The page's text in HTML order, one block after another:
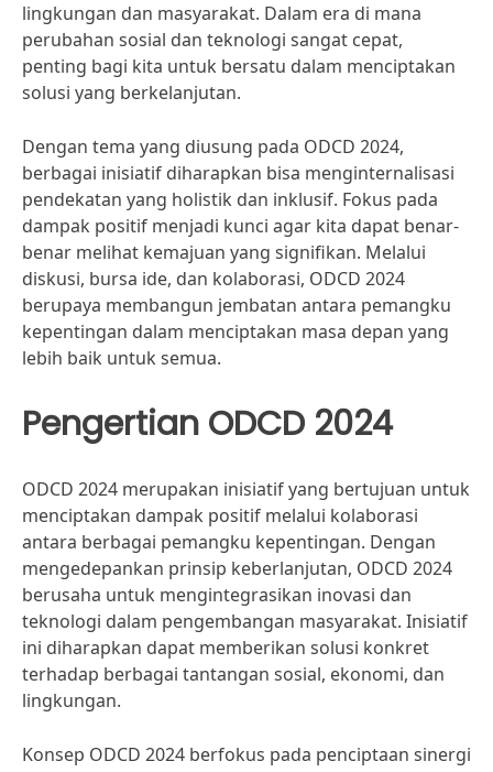
lingkungan dan masyarakat. Dalam era di mana
perubahan sosial dan teknologi sangat cepat,
penting bagi kita untuk bersatu dalam menciptakan
solusi yang berkelanjutan.
Dengan tema yang diusung pada ODCD 2024,
berbagai inisiatif diharapkan bisa menginternalisasi
pendekatan yang holistik dan inklusif. Fokus pada
dampak positif menjadi kunci agar kita dapat benar-
benar melihat kemajuan yang signifikan. Melalui
diskusi, bursa ide, dan kolaborasi, ODCD 2024
berupaya membangun jembatan antara pemangku
kepentingan dalam menciptakan masa depan yang
lebih baik untuk semua.
Pengertian ODCD 2024
ODCD 2024 merupakan inisiatif yang bertujuan untuk
menciptakan dampak positif melalui kolaborasi
antara berbagai pemangku kepentingan. Dengan
mengedepankan prinsip keberlanjutan, ODCD 2024
berusaha untuk mengintegrasikan inovasi dan
teknologi dalam pengembangan masyarakat. Inisiatif
ini diharapkan dapat memberikan solusi konkret
terhadap berbagai tantangan sosial, ekonomi, dan
lingkungan.
Konsep ODCD 2024 berfokus pada penciptaan sinergi